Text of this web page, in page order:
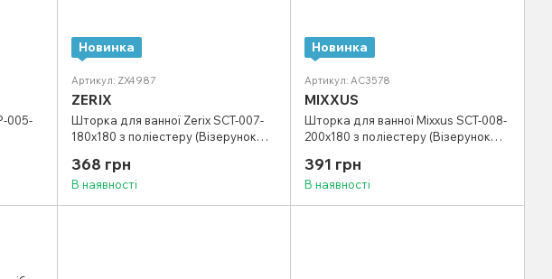
005-
Новинка
Артикул: ZX4987
ZERIX
Шторка для ванної Zerix SCT-007-
180x180 з поліестеру (Візерунок
368 грн
В наявності
Новинка
Артикул: AC3578
MIXXUS
Шторка для ванної Mixxus SCT-008-
200x180 з поліестеру (Візерунок
391 грн
В наявності